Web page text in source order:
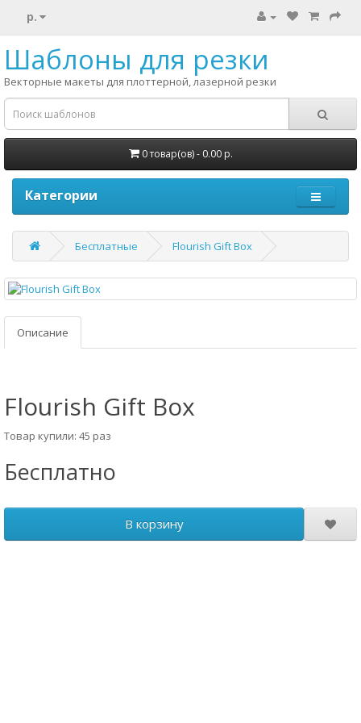
р.
Шаблоны для резки
Векторные макеты для плоттерной, лазерной резки
0 товар(ов) - 0.00 р.
Категории
Бесплатные Flourish Gift Box
Описание
Flourish Gift Box
Товар купили: 45 раз
Бесплатно
В корзину